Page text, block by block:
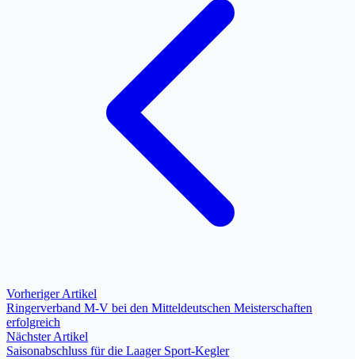
Vorheriger Artikel
Ringerverband M-V bei den Mitteldeutschen Meisterschaften
erfolgreich
Nächster Artikel
Saisonabschluss für die Laager Sport-Kegler